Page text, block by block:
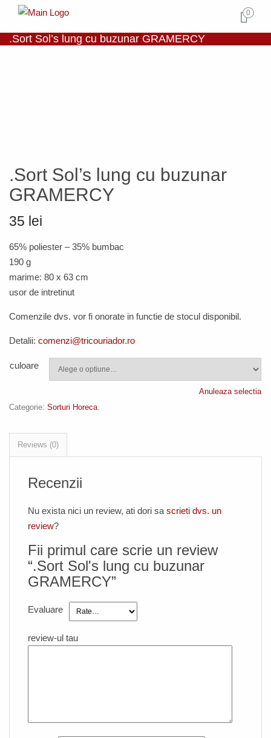
0
.Sort Sol’s lung cu buzunar GRAMERCY
.Sort Sol’s lung cu buzunar
GRAMERCY
35 lei
65% poliester – 35% bumbac
190 g
marime: 80 x 63 cm
usor de intretinut
Comenzile dvs. vor fi onorate in functie de stocul disponibil.
Detalii: comenzi@tricouriador.ro
culoare
Anuleaza selectia
Categorie: Sorturi Horeca
Reviews (0)
Recenzii
Nu exista nici un review, ati dori sa scrieti dvs. un
review?
Fii primul care scrie un review
“.Sort Sol's lung cu buzunar
GRAMERCY”
Evaluare
review-ul tau